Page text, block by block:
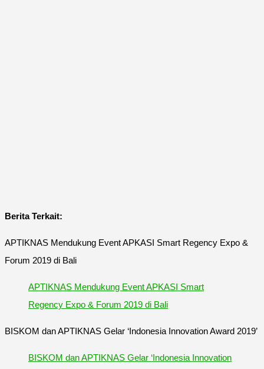
Berita Terkait:
APTIKNAS Mendukung Event APKASI Smart Regency Expo &
Forum 2019 di Bali
APTIKNAS Mendukung Event APKASI Smart
Regency Expo & Forum 2019 di Bali
BISKOM dan APTIKNAS Gelar ‘Indonesia Innovation Award 2019’
BISKOM dan APTIKNAS Gelar ‘Indonesia Innovation